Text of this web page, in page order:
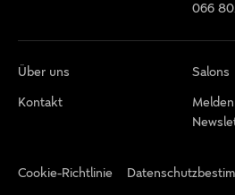
066
Über uns
Salons
Kontakt
Cookie-Richtlinie